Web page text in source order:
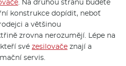
. Na druhou stranu budete
konstrukce dopídit, neboť
a většinou
zrovna nerozumějí. Lépe na
kteří své zesilovače znají a
servis.